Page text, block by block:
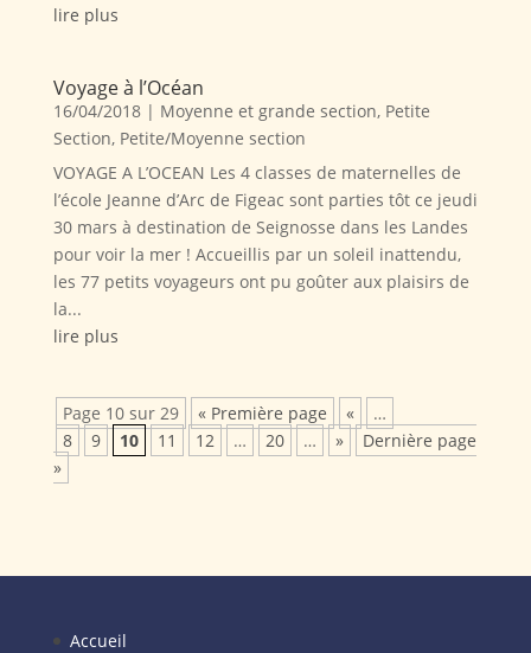
lire plus
Voyage à l’Océan
16/04/2018| Moyenne et grande section, Petite
Section, Petite/Moyenne section
VOYAGE A L’OCEAN Les 4 classes de maternelles de
l’école Jeanne d’Arc de Figeac sont parties tôt ce jeudi
30 mars à destination de Seignosse dans les Landes
pour voir la mer ! Accueillis par un soleil inattendu,
les 77 petits voyageurs ont pu goûter aux plaisirs de
la...
lire plus
Page 10 sur 29 « Première page «
…
8
9 10 11 12 … 20 … »
Dernière page
»
Accueil